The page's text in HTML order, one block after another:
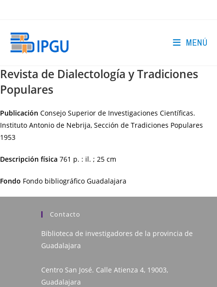
MENÚ
Revista de Dialectología y Tradiciones
Populares
Publicación Consejo Superior de Investigaciones Científicas.
Instituto Antonio de Nebrija, Sección de Tradiciones Populares
1953
Descripción física 761 p. : il. ; 25 cm
Fondo Fondo bibliográfico Guadalajara
Contacto
Biblioteca de investigadores de la provincia de
Guadalajara
Centro San José. Calle Atienza 4, 19003,
Guadalajara